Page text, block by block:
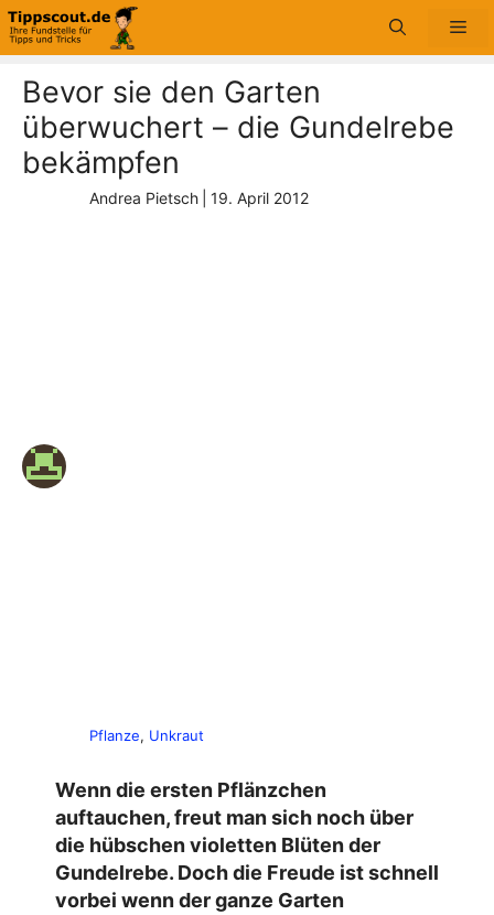
Zum
Inhalt
Bevor sie den Garten
überwuchert – die Gundelrebe
bekämpfen
Andrea Pietsch 19. April 2012
Pflanze, Unkraut
Wenn die ersten Pflänzchen
auftauchen, freut man sich noch über
die hübschen violetten Blüten der
Gundelrebe. Doch die Freude ist schnell
vorbei wenn der ganze Garten